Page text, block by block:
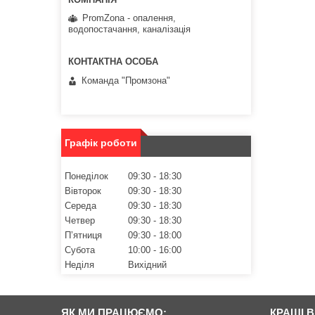
PromZona - опалення,
водопостачання, каналізація
Команда "Промзона"
Графік роботи
Понеділок 09:30
18:30
Вівторок
09:30
18:30
Середа
09:30
18:30
Четвер
09:30
18:30
Пʼятниця
09:30
18:00
Субота
10:00
16:00
Неділя
Вихідний
ЯК МИ ПРАЦЮЄМО: КРАЩІ